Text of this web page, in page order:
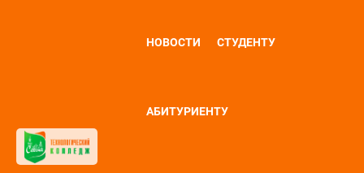
НОВОСТИ СТУДЕНТУ
АБИТУРИЕНТУ